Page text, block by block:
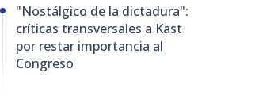
"Nostálgico de la dictadura":
críticas transversales a Kast
por restar importancia al
Congreso